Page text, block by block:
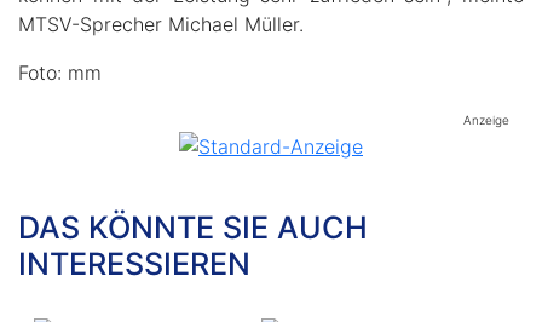
MTSV-Sprecher Michael Müller.
Foto: mm
Anzeige
DAS KÖNNTE SIE AUCH
INTERESSIEREN